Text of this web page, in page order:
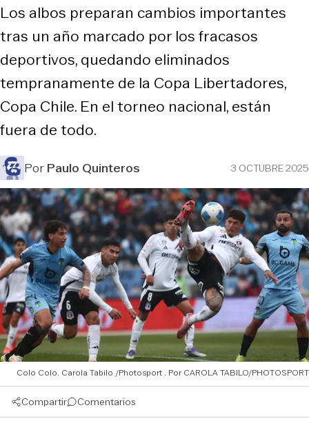
Los albos preparan cambios importantes
tras un año marcado por los fracasos
deportivos, quedando eliminados
tempranamente de la Copa Libertadores,
Copa Chile. En el torneo nacional, están
fuera de todo.
PorPaulo Quinteros 3 OCTUBRE 2025
Colo Colo. Carola Tabilo /Photosport CAROLA TABILO/PHOTOSPORT
Compartir Comentarios